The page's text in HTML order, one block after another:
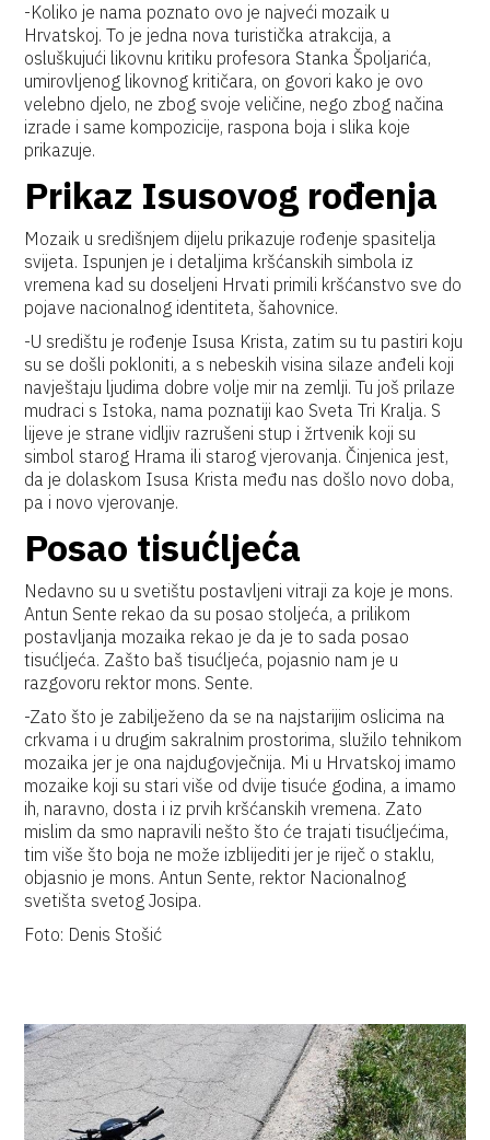
-Koliko je nama poznato ovo je najveći mozaik u
Hrvatskoj. To je jedna nova turistička atrakcija, a
osluškujući likovnu kritiku profesora Stanka Špoljarića,
umirovljenog likovnog kritičara, on govori kako je ovo
velebno djelo, ne zbog svoje veličine, nego zbog načina
izrade i same kompozicije, raspona boja i slika koje
prikazuje.
Prikaz Isusovog rođenja
Mozaik u središnjem dijelu prikazuje rođenje spasitelja
svijeta. Ispunjen je i detaljima kršćanskih simbola iz
vremena kad su doseljeni Hrvati primili kršćanstvo sve do
pojave nacionalnog identiteta, šahovnice.
-U središtu je rođenje Isusa Krista, zatim su tu pastiri koju
su se došli pokloniti, a s nebeskih visina silaze anđeli koji
navještaju ljudima dobre volje mir na zemlji. Tu još prilaze
mudraci s Istoka, nama poznatiji kao Sveta Tri Kralja. S
lijeve je strane vidljiv razrušeni stup i žrtvenik koji su
simbol starog Hrama ili starog vjerovanja. Činjenica jest,
da je dolaskom Isusa Krista među nas došlo novo doba,
pa i novo vjerovanje.
Posao tisućljeća
Nedavno su u svetištu postavljeni vitraji za koje je mons.
Antun Sente rekao da su posao stoljeća, a prilikom
postavljanja mozaika rekao je da je to sada posao
tisućljeća. Zašto baš tisućljeća, pojasnio nam je u
razgovoru rektor mons. Sente.
-Zato što je zabilježeno da se na najstarijim oslicima na
crkvama i u drugim sakralnim prostorima, služilo tehnikom
mozaika jer je ona najdugovječnija. Mi u Hrvatskoj imamo
mozaike koji su stari više od dvije tisuće godina, a imamo
ih, naravno, dosta i iz prvih kršćanskih vremena. Zato
mislim da smo napravili nešto što će trajati tisućljećima,
tim više što boja ne može izblijediti jer je riječ o staklu,
objasnio je mons. Antun Sente, rektor Nacionalnog
svetišta svetog Josipa.
Foto: Denis Stošić